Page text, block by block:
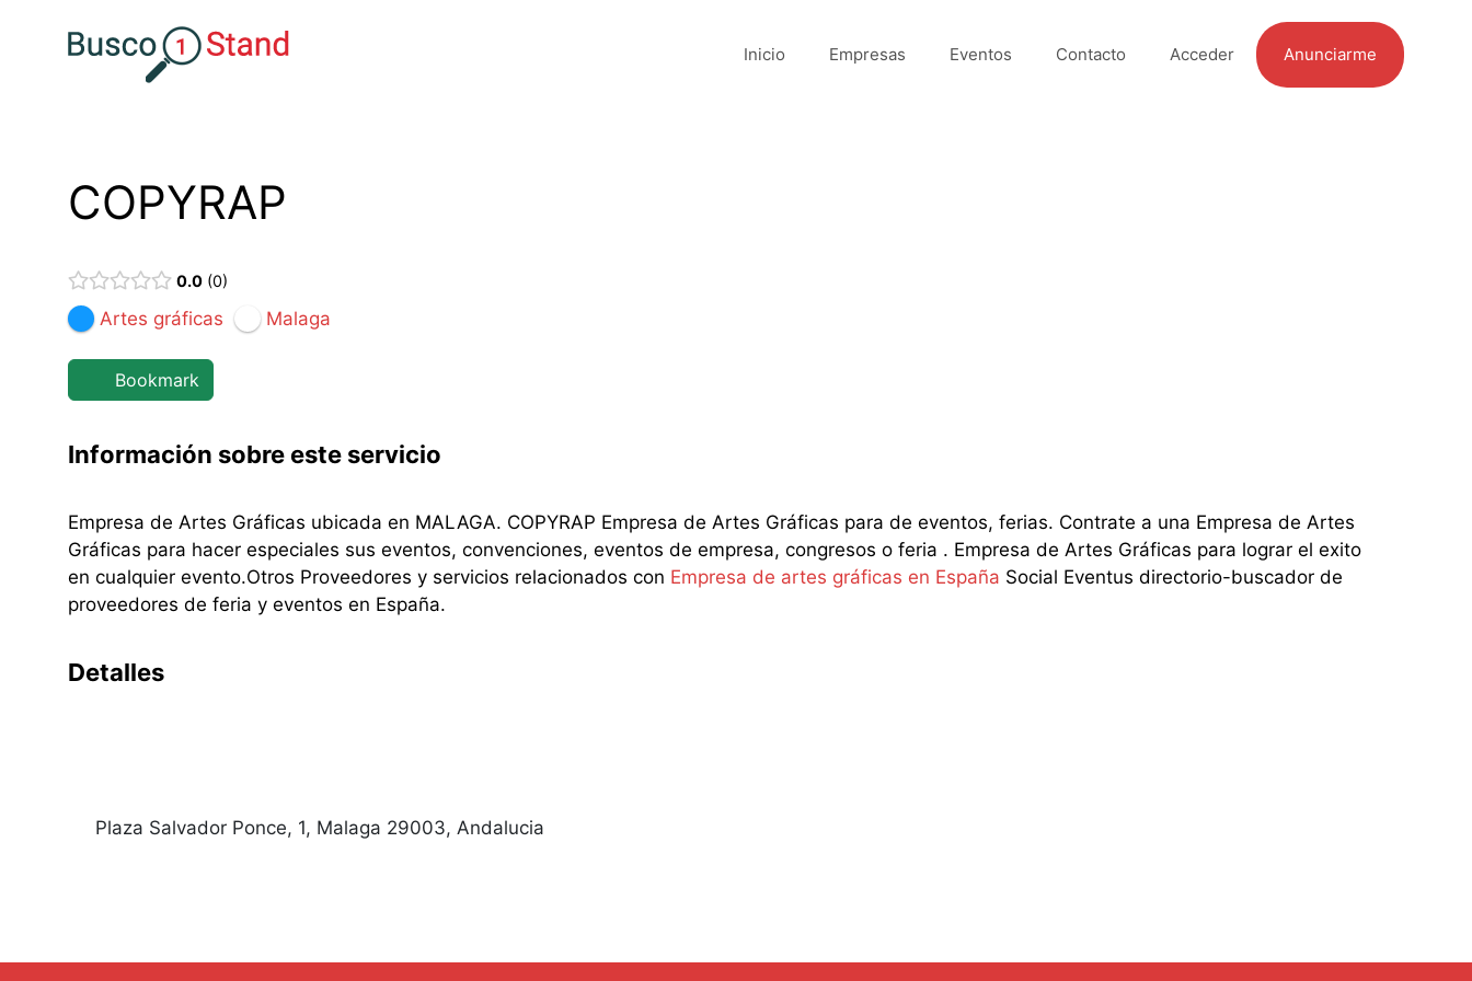
Inicio Empresas Eventos Contacto Acceder Anunciarme
COPYRAP
0.0 0
Artes gráficas Malaga
Bookmark
Información sobre este servicio
Empresa de Artes Gráficas ubicada en MALAGA. COPYRAP Empresa de Artes Gráficas para de eventos, ferias. Contrate a una Empresa de Artes
Gráficas para hacer especiales sus eventos, convenciones, eventos de empresa, congresos o feria . Empresa de Artes Gráficas para lograr el exito
en cualquier evento.Otros Proveedores y servicios relacionados con Empresa de artes gráficas en España Social Eventus directorio-buscador de
proveedores de feria y eventos en España.
Detalles
Plaza Salvador Ponce, 1, Malaga 29003, Andalucia